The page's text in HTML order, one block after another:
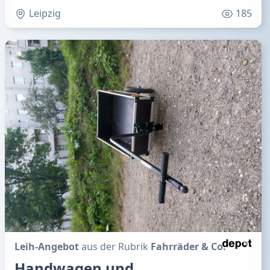
Leipzig 185
Leih-Angebotaus der Rubrik Fahrräder & Co.